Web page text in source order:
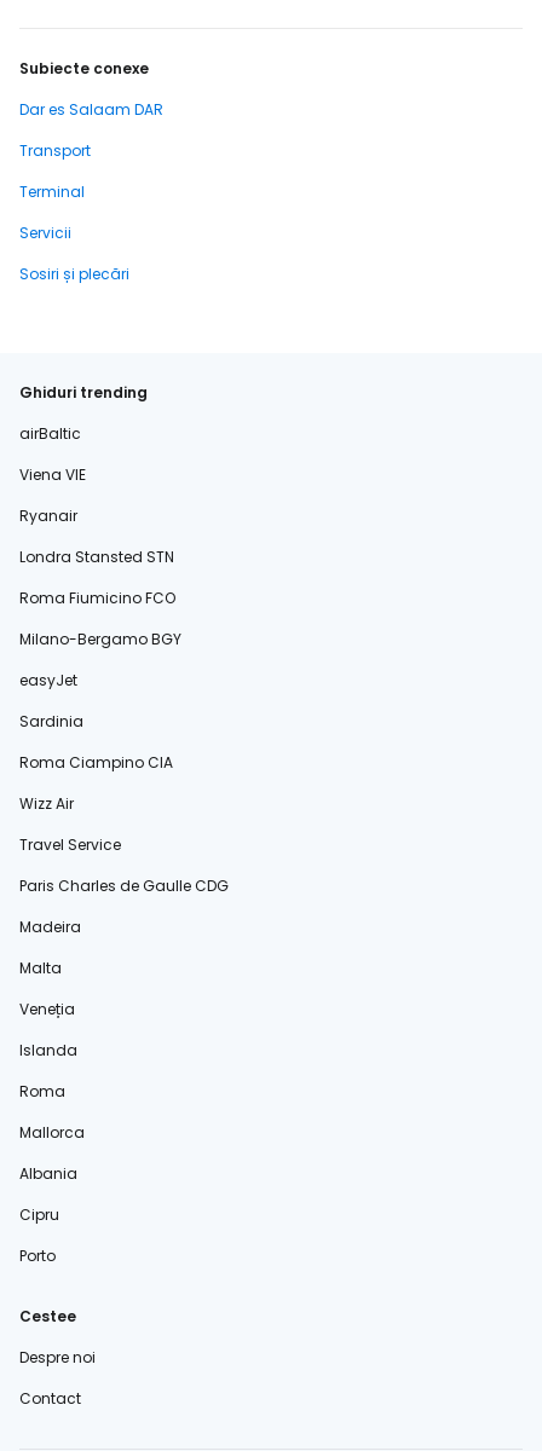
Subiecte conexe
Dar es Salaam DAR
Transport
Terminal
Servicii
Sosiri și plecări
Ghiduri trending
airBaltic
Viena VIE
Ryanair
Londra Stansted STN
Roma Fiumicino FCO
Milano-Bergamo BGY
easyJet
Sardinia
Roma Ciampino CIA
Wizz Air
Travel Service
Paris Charles de Gaulle CDG
Madeira
Malta
Veneția
Islanda
Roma
Mallorca
Albania
Cipru
Porto
Cestee
Despre noi
Contact